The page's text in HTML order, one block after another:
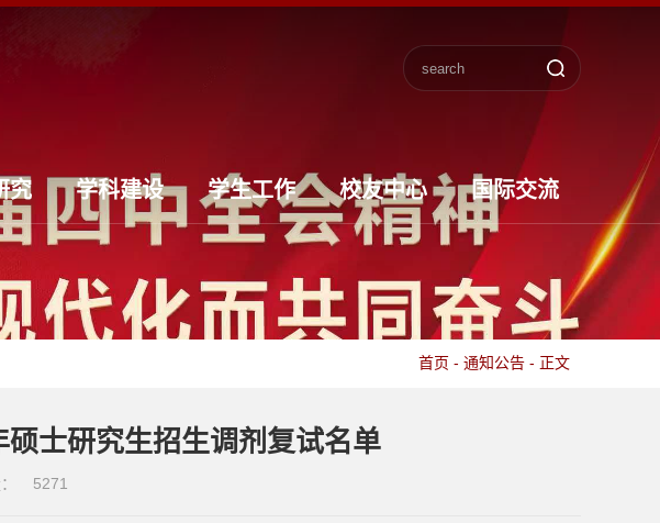
究 学科建设 学生工作 校友中心 国际交流
首页 - 通知公告 - 正文
士研究生招生调剂复试名单
5271